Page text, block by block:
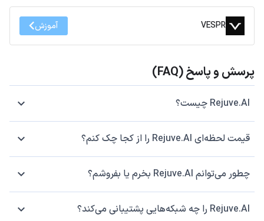
VESPR آموزش
پرسش و پاسخ (FAQ)
Rejuve.AI چیست؟
قیمت لحظه‌ای Rejuve.AI را از کجا چک کنم؟
چطور می‌توانم Rejuve.AI بخرم یا بفروشم؟
Rejuve.AI را چه شبکه‌هایی پشتیبانی می‌کند؟